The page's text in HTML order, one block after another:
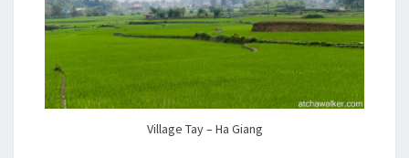
Village Tay – Ha Giang